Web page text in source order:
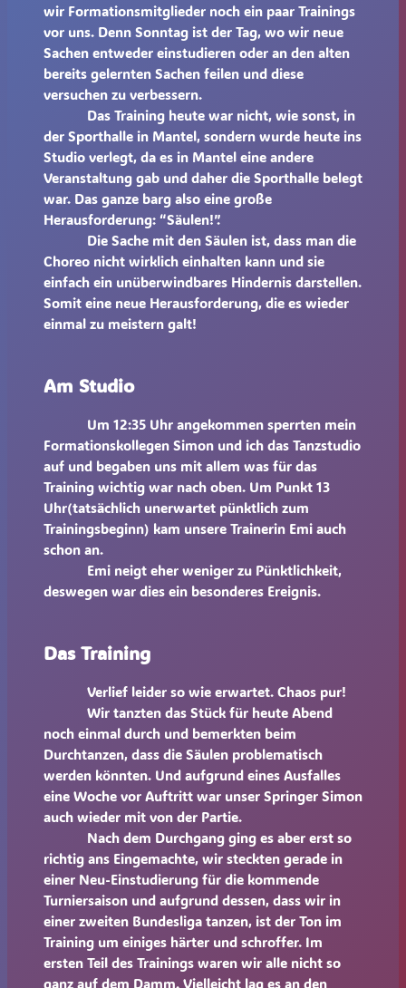
wir Formationsmitglieder noch ein paar Trainings
vor uns. Denn Sonntag ist der Tag, wo wir neue
Sachen entweder einstudieren oder an den alten
bereits gelernten Sachen feilen und diese
versuchen zu verbessern.
Das Training heute war nicht, wie sonst, in
der Sporthalle in Mantel, sondern wurde heute ins
Studio verlegt, da es in Mantel eine andere
Veranstaltung gab und daher die Sporthalle belegt
war. Das ganze barg also eine große
Herausforderung: “Säulen!”.
Die Sache mit den Säulen ist, dass man die
Choreo nicht wirklich einhalten kann und sie
einfach ein unüberwindbares Hindernis darstellen.
Somit eine neue Herausforderung, die es wieder
einmal zu meistern galt!
Am Studio
Um 12:35 Uhr angekommen sperrten mein
Formationskollegen Simon und ich das Tanzstudio
auf und begaben uns mit allem was für das
Training wichtig war nach oben. Um Punkt 13
Uhr(tatsächlich unerwartet pünktlich zum
Trainingsbeginn) kam unsere Trainerin Emi auch
schon an.
Emi neigt eher weniger zu Pünktlichkeit,
deswegen war dies ein besonderes Ereignis.
Das Training
Verlief leider so wie erwartet. Chaos pur!
Wir tanzten das Stück für heute Abend
noch einmal durch und bemerkten beim
Durchtanzen, dass die Säulen problematisch
werden könnten. Und aufgrund eines Ausfalles
eine Woche vor Auftritt war unser Springer Simon
auch wieder mit von der Partie.
Nach dem Durchgang ging es aber erst so
richtig ans Eingemachte, wir steckten gerade in
einer Neu-Einstudierung für die kommende
Turniersaison und aufgrund dessen, dass wir in
einer zweiten Bundesliga tanzen, ist der Ton im
Training um einiges härter und schroffer. Im
ersten Teil des Trainings waren wir alle nicht so
ganz auf dem Damm. Vielleicht lag es an den